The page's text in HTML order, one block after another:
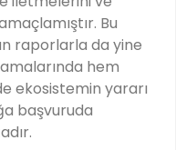
Bu
raporlarla da yine
hem
ekosistemin yararı
başvuruda